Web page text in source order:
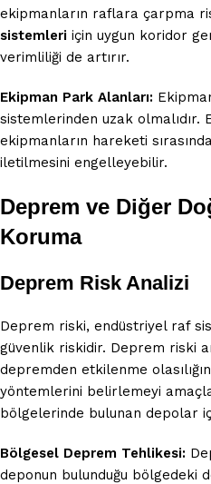
ekipmanların raflara çarpma
sistemleri için uygun koridor
verimliliği de artırır.
Ekipman Park Alanları:
sistemlerinden uzak olmalıdır.
ekipmanların hareketi
iletilmesini engelleyebilir.
Deprem ve Diğer
Koruma
Deprem Risk Analizi
Deprem riski, endüstriyel raf
güvenlik riskidir. Deprem riski
depremden etkilenme
yöntemlerini belirlemeyi
bölgelerinde bulunan depolar
Bölgesel Deprem Tehlikesi:
deponun bulunduğu bölgedeki